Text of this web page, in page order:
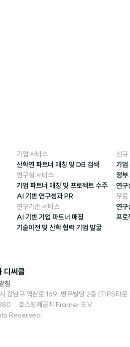
기업 서비스
산학연 파트너 매칭 및 DB 검색
연구실 서비스
기업 파트너 매칭 및 프로젝트 수주
AI 기반 연구성과 PR
연구기관 서비스
AI 기반 기업 파트너 매칭
기술이전 및 산학 협력 기업 발굴
신규
기업
정부
연구
무료
연구
프로
디써클
침
시 강남구 역삼로 169, 명우빌딩 2층
호스팅제공자 Framer B.V.
Reserved.